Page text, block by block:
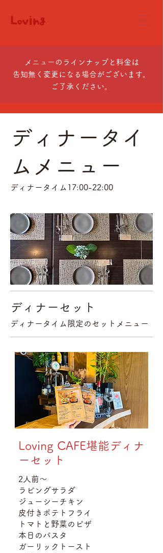
メニューのラインナップと料金は
告知無く変更になる場合がございます。
ご了承ください。
ディナータイ
ムメニュー
ディナーセット
ディナータイム限定のセットメニュー
Loving CAFE堪能ディナ
ーセット
2人前〜
ラビングサラダ
ジューシーチキン
皮付きポテトフライ
トマトと野菜のピザ
本日のパスタ
ガーリックトースト